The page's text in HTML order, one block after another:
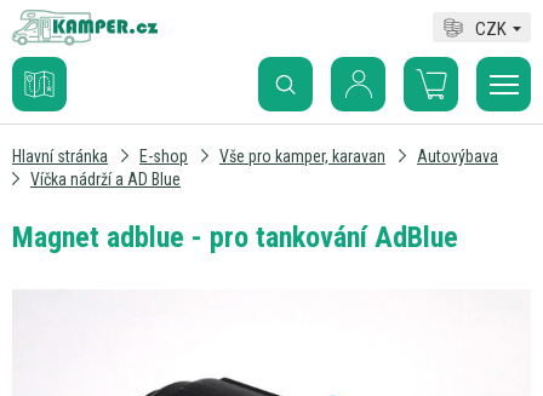
CZK
Hlavní stránka E-shop Vše pro kamper, karavan
Autovýbava
Víčka nádrží a AD Blue
Magnet adblue - pro tankování AdBlue